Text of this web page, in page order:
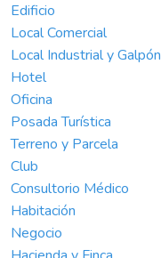
Edificio
Local Comercial
Local Industrial y Galpón
Hotel
Oficina
Posada Turística
Terreno y Parcela
Club
Consultorio Médico
Habitación
Negocio